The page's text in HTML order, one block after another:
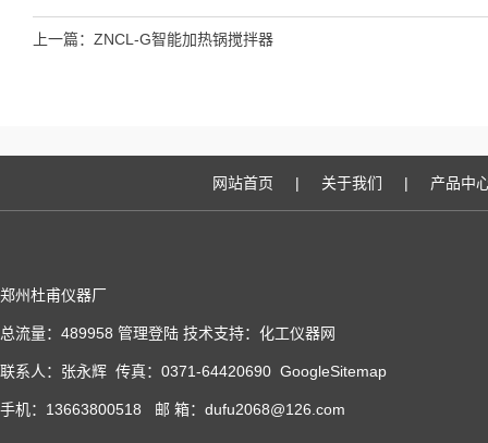
上一篇： ZNCL-G智能加热锅搅拌器
网站首页 | 关于我们 | 产品中
郑州杜甫仪器厂
总流量：489958 管理登陆 技术支持： 化工仪器网
联系人：张永辉 传真：0371-64420690 GoogleSitemap
手机：13663800518 邮 箱：dufu2068@126.com